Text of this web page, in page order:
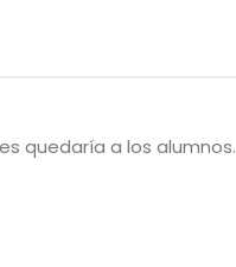
quedaría a los alumnos.